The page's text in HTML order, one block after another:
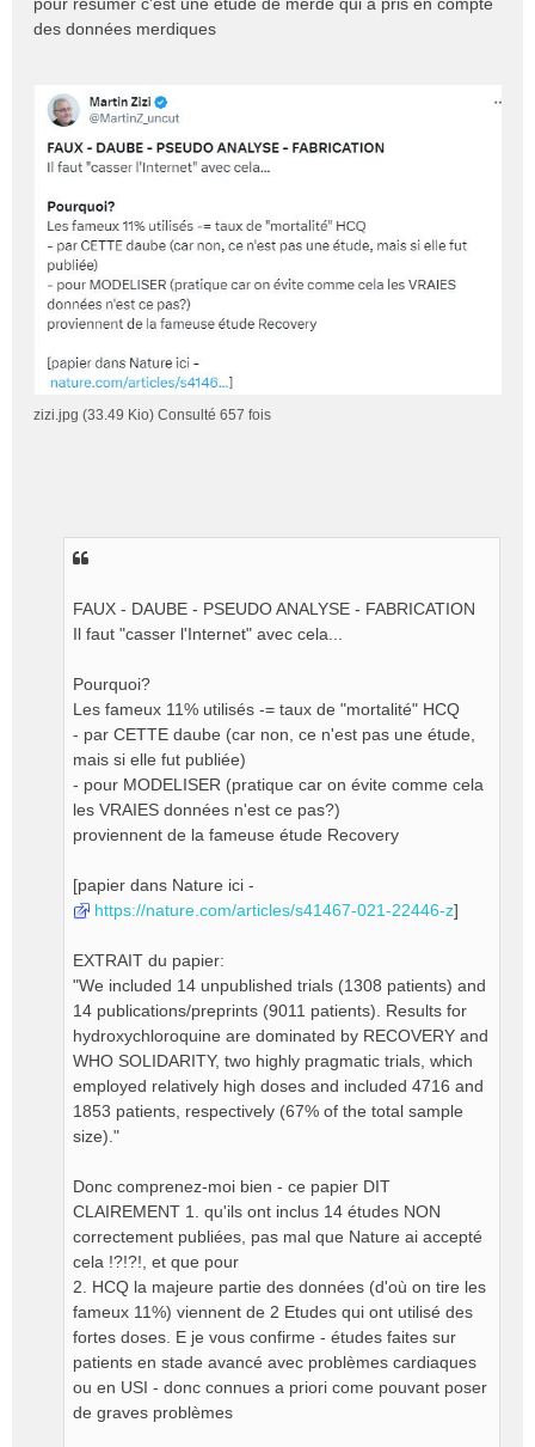
a
g
o
n
u
des données merdiques
zizi.jpg (33.49 Kio) Consulté 657 fois
FAUX - DAUBE - PSEUDO ANALYSE - FABRICATION
Il faut "casser l'Internet" avec cela...
Pourquoi?
Les fameux 11% utilisés -= taux de "mortalité" HCQ
- par CETTE daube (car non, ce n'est pas une étude,
mais si elle fut publiée)
- pour MODELISER (pratique car on évite comme cela
les VRAIES données n'est ce pas?)
proviennent de la fameuse étude Recovery
[papier dans Nature ici -
https://nature.com/articles/s41467-021-22446-z]
EXTRAIT du papier:
"We included 14 unpublished trials (1308 patients) and
14 publications/preprints (9011 patients). Results for
hydroxychloroquine are dominated by RECOVERY and
WHO SOLIDARITY, two highly pragmatic trials, which
employed relatively high doses and included 4716 and
1853 patients, respectively (67% of the total sample
size)."
Donc comprenez-moi bien - ce papier DIT
CLAIREMENT 1. qu'ils ont inclus 14 études NON
correctement publiées, pas mal que Nature ai accepté
cela !?!?!, et que pour
2. HCQ la majeure partie des données (d'où on tire les
fameux 11%) viennent de 2 Etudes qui ont utilisé des
fortes doses. E je vous confirme - études faites sur
patients en stade avancé avec problèmes cardiaques
ou en USI - donc connues a priori come pouvant poser
de graves problèmes